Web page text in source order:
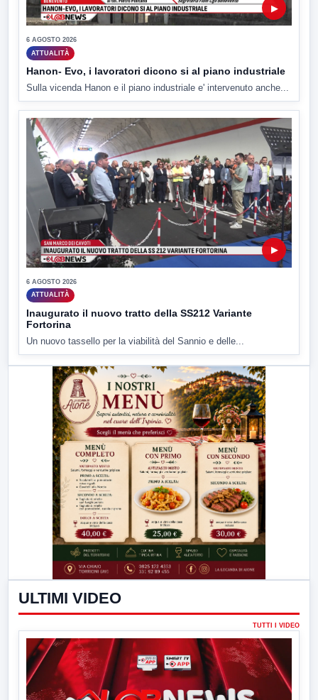
▶
6 AGOSTO 2026
ATTUALITÀ
Hanon- Evo, i lavoratori dicono si al piano industriale
Sulla vicenda Hanon e il piano industriale e' intervenuto anche...
▶
6 AGOSTO 2026
ATTUALITÀ
Inaugurato il nuovo tratto della SS212 Variante
Fortorina
Un nuovo tassello per la viabilità del Sannio e delle...
ULTIMI VIDEO
TUTTI I VIDEO